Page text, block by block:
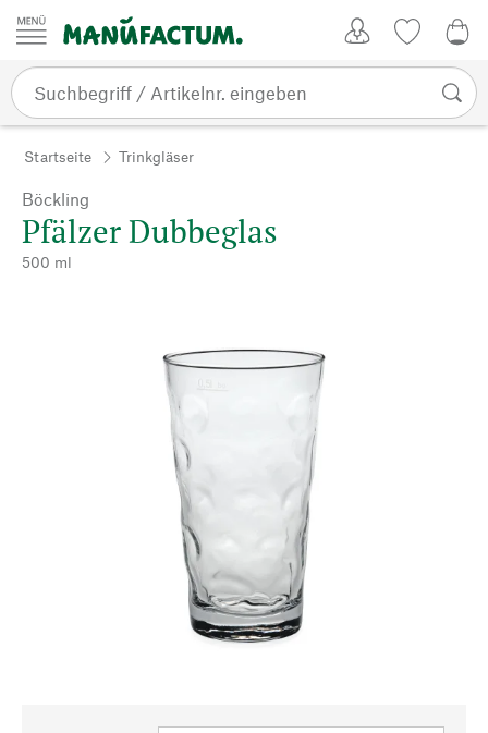
Zum Inhalt springen
Startseite Trinkgläser
Böckling
Pfälzer Dubbeglas
500 ml